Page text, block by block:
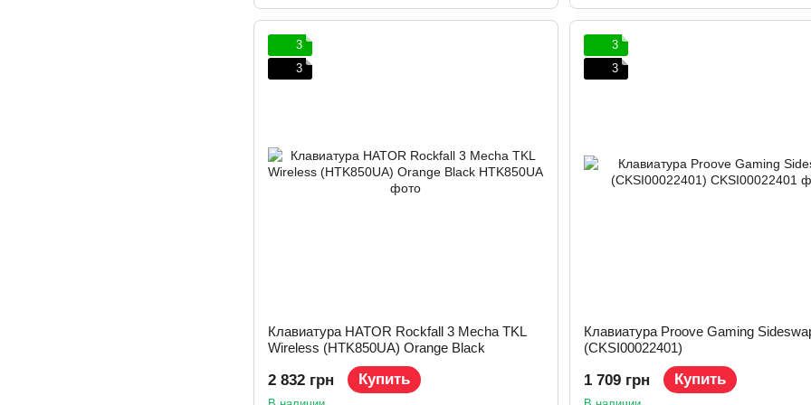
3
3
Клавиатура HATOR Rockfall 3 Mecha TKL
Wireless (HTK850UA) Orange Black
2 832 грн Купить
3
3
Клавиатура Proove Gaming
(CKSI00022401)
1 709 грн Купить